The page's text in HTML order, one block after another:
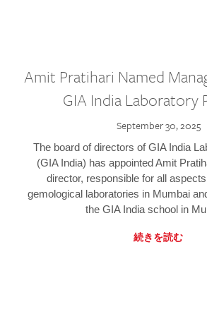
Amit Pratihari Named
GIA India Laboratory
September 30, 2025
The board of directors of GIA India
(GIA India) has appointed Amit
director, responsible for all aspects
gemological laboratories in Mumbai
the GIA India school in
続きを読む